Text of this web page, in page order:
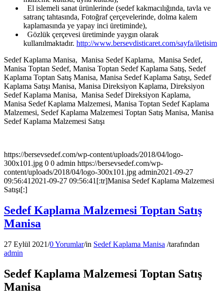
El islemeli sanat ürünlerinde (sedef kakmacılığında, tavla ve
satranç tahtasında, Fotoğraf çerçevelerinde, dolma kalem
kaplamasında ye yapay inci üretiminde),
Gözlük çerçevesi üretiminde yaygın olarak
kullanılmaktadır. http://www.bersevdisticaret.com/sayfa/iletisim
Sedef Kaplama Manisa, Manisa Sedef Kaplama, Manisa Sedef,
Manisa Toptan Sedef, Manisa Toptan Sedef Kaplama Satış, Sedef
Kaplama Toptan Satış Manisa, Manisa Sedef Kaplama Satışı, Sedef
Kaplama Satışı Manisa, Manisa Direksiyon Kaplama, Direksiyon
Sedef Kaplama Manisa, Manisa Sedef Direksiyon Kaplama,
Manisa Sedef Kaplama Malzemesi, Manisa Toptan Sedef Kaplama
Malzemesi, Sedef Kaplama Malzemesi Toptan Satış Manisa, Manisa
Sedef Kaplama Malzemesi Satışı
https://bersevsedef.com/wp-content/uploads/2018/04/logo-
300x101.jpg 0 0 admin https://bersevsedef.com/wp-
content/uploads/2018/04/logo-300x101.jpg admin2021-09-27
09:56:41 2021-09-27 09:56:41 [:tr]Manisa Sedef Kaplama Malzemesi
Satışı[:]
Sedef Kaplama Malzemesi Toptan Satış
Manisa
27 Eylül 2021/0 Yorumlar/in Sedef Kaplama Manisa /tarafından
admin
Sedef Kaplama Malzemesi Toptan Satış
Manisa